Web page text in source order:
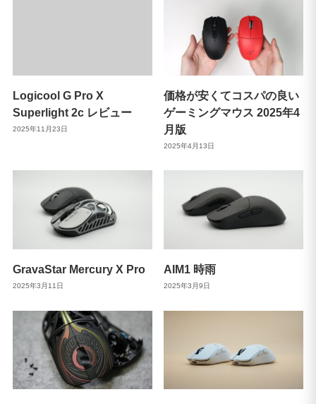
Logicool G Pro X
Superlight 2c レビュー
2025年11月23日
価格が安くてコスパの良い
ゲーミングマウス 2025年4
月版
2025年4月13日
GravaStar Mercury X Pro
2025年3月11日
AIM1 時雨
2025年3月9日